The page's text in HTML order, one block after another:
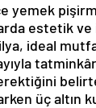
yemek
estetik ve
ideal
üç altın